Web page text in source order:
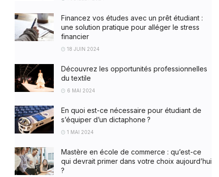
Financez vos études avec un prêt étudiant :
une solution pratique pour alléger le stress
financier
18 JUIN 2024
Découvrez les opportunités professionnelles
du textile
6 MAI 2024
En quoi est-ce nécessaire pour étudiant de
s’équiper d’un dictaphone ?
1 MAI 2024
Mastère en école de commerce : qu’est-ce
qui devrait primer dans votre choix aujourd’hui
?